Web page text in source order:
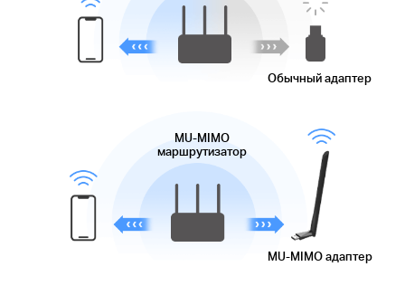
Обычный адаптер
MU-MIMO
маршрутизатор
MU-MIMOадаптер